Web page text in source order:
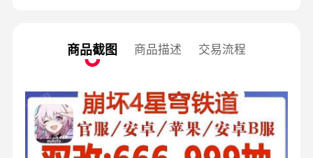
商品截图 商品描述 交易流程